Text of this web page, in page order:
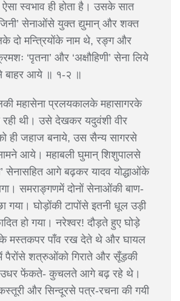
ऐसा स्वभाव ही होता है। उसके सात
सेनाओंसे युक्त द्युमान् और शक्त
दो मन्त्रियोंके नाम थे, रङ्ग और
‘पृतना’ और ‘अक्षौहिणी’ सेना लिये
बाहर आये ॥ १-२ ॥
महासेना प्रलयकालके महासागरके
थी। उसे देखकर यदुवंशी वीर
ही जहाज बनाये, उस सैन्य सागरसे
आये। महाबली घुमान् शिशुपालसे
सेनासहित आगे बढ़कर यादव योद्धाओंके
समराङ्गणमें दोनों सेनाओंकी बाण-
गया। घोड़ोंकी टापोंसे इतनी धूल उड़ी
हो गया। नरेश्वर! दौड़ते हुए घोड़े
मस्तकपर पाँव रख देते थे और घायल
पैरोंसे शत्रुओंको गिराते और सूँड़की
उधर फेंकते- कुचलते आगे बढ़ रहे थे।
और सिन्दूरसे पत्र-रचना की गयी